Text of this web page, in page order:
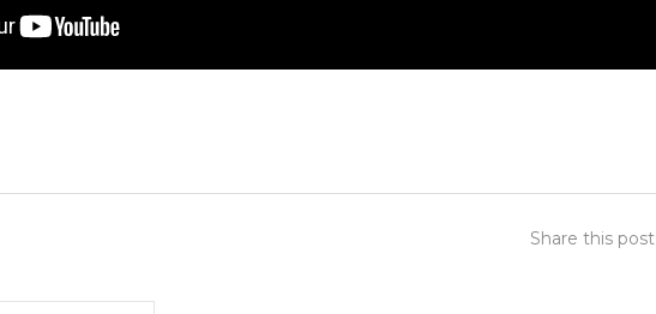
Share this post